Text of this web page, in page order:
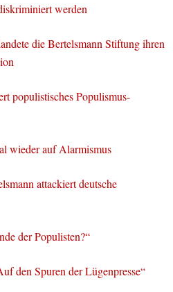
werden
die Bertelsmann Stiftung ihren
populistisches Populismus-
wieder auf Alarmismus
attackiert deutsche
der Populisten?“
den Spuren der Lügenpresse“